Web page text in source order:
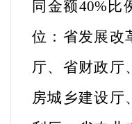
同金额40%比
位：省发展改
厅、省财政厅
房城乡建设厅